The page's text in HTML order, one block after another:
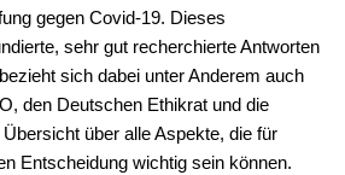
gegen Covid-19. Dieses
sehr gut recherchierte Antworten
sich dabei unter Anderem auch
den Deutschen Ethikrat und die
über alle Aspekte, die für
Entscheidung wichtig sein können.